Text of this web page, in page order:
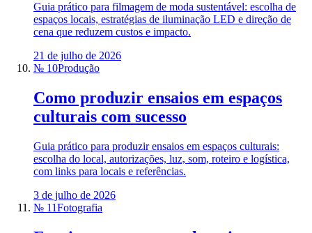
Guia prático para filmagem de moda sustentável: escolha de
espaços locais, estratégias de iluminação LED e direção de
cena que reduzem custos e impacto.
21 de julho de 2026
№ 10Produção
Como produzir ensaios em espaços
culturais com sucesso
Guia prático para produzir ensaios em espaços culturais:
escolha do local, autorizações, luz, som, roteiro e logística,
com links para locais e referências.
3 de julho de 2026
№ 11Fotografia